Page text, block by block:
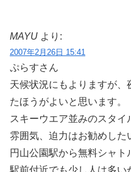
MAYU より:
2007年2月26日 15:41
ぷらすさん
天候状況にもよりますが
たほうがよいと思います。
スキーウエア並みのスタイ
雰囲気、迫力はお勧めした
円山公園駅から無料シャト